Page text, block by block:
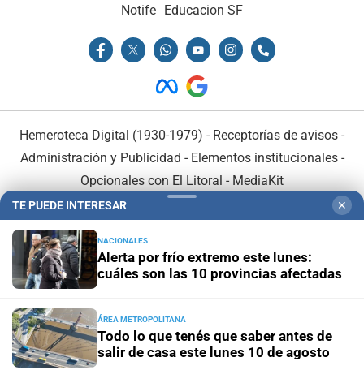
Notife
Educacion SF
Hemeroteca Digital (1930-1979) - Receptorías de avisos -
Administración y Publicidad - Elementos institucionales-
Opcionales con El Litoral - MediaKit
En Asociación con:
TE PUEDE INTERESAR ✕
NACIONALES
Alerta por frío extremo este lunes:
cuáles son las 10 provincias afectadas
ÁREA METROPOLITANA
Todo lo que tenés que saber antes de
salir de casa este lunes 10 de agosto